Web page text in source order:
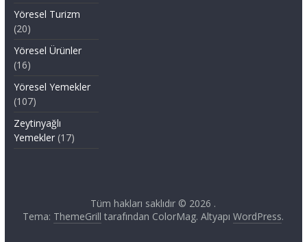
Yöresel Turizm
(20)
Yöresel Ürünler
(16)
Yöresel Yemekler
(107)
Zeytinyağlı
Yemekler(17)
Tüm hakları saklıdır © 2026 .
Tema: ThemeGrill tarafından ColorMag. AltyapıWordPress.